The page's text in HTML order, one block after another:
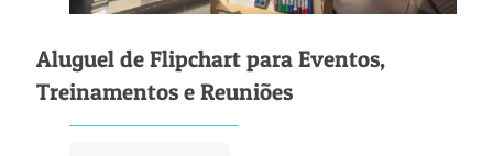
Aluguel de Flipchart para Eventos,
Treinamentos e Reuniões